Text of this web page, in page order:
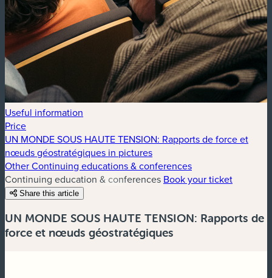
Useful information
Price
UN MONDE SOUS HAUTE TENSION: Rapports de force et
nœuds géostratégiques in pictures
Other Continuing educations & conferences
Continuing education & conferences Book your ticket
Share this article
UN MONDE SOUS HAUTE TENSION: Rapports de
force et nœuds géostratégiques